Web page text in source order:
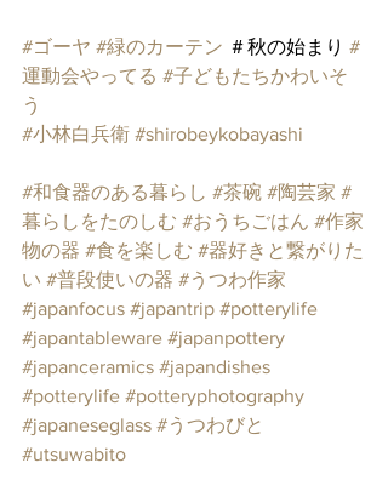
#ゴーヤ #緑のカーテン ＃秋の始まり #
運動会やってる #子どもたちかわいそ
う
#小林白兵衛 #shirobeykobayashi
#和食器のある暮らし #茶碗 #陶芸家 #
暮らしをたのしむ #おうちごはん #作家
物の器 #食を楽しむ #器好きと繋がりた
い #普段使いの器 #うつわ作家
#japanfocus #japantrip #potterylife
#japantableware #japanpottery
#japanceramics #japandishes
#potterylife #potteryphotography
#japaneseglass #うつわびと
#utsuwabito